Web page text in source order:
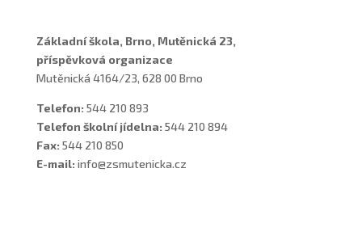
Základní škola, Brno, Mutěnická 23,
příspěvková organizace
Mutěnická 4164/23, 628 00 Brno
Telefon: 544 210 893
Telefon školní jídelna: 544 210 894
Fax: 544 210 850
E-mail: info@zsmutenicka.cz